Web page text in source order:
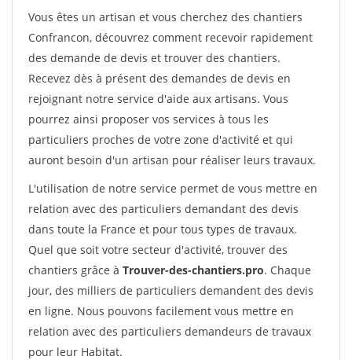
Vous êtes un artisan et vous cherchez des chantiers
Confrancon, découvrez comment recevoir rapidement
des demande de devis et trouver des chantiers.
Recevez dès à présent des demandes de devis en
rejoignant notre service d'aide aux artisans. Vous
pourrez ainsi proposer vos services à tous les
particuliers proches de votre zone d'activité et qui
auront besoin d'un artisan pour réaliser leurs travaux.
L'utilisation de notre service permet de vous mettre en
relation avec des particuliers demandant des devis
dans toute la France et pour tous types de travaux.
Quel que soit votre secteur d'activité, trouver des
chantiers grâce à Trouver-des-chantiers.pro. Chaque
jour, des milliers de particuliers demandent des devis
en ligne. Nous pouvons facilement vous mettre en
relation avec des particuliers demandeurs de travaux
pour leur Habitat.